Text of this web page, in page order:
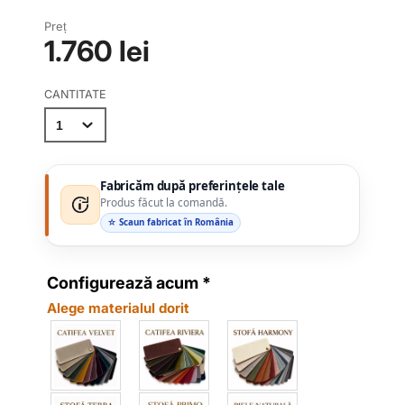
Preț
1.760 lei
CANTITATE
Fabricăm după preferințele tale
Produs făcut la comandă.
☆ Scaun fabricat în România
Configurează acum *
Alege materialul dorit